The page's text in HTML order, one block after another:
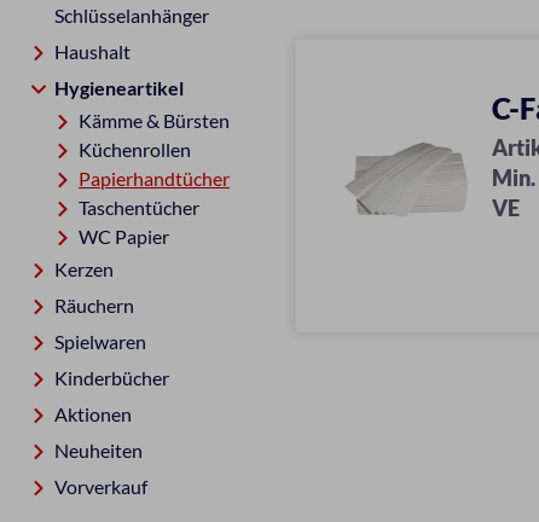
Schlüsselanhänger
Haushalt
Hygieneartikel
Kämme & Bürsten
Küchenrollen
Papierhandtücher
Taschentücher
WC Papier
Kerzen
Räuchern
Spielwaren
Kinderbücher
Aktionen
Neuheiten
Vorverkauf
C-
VE